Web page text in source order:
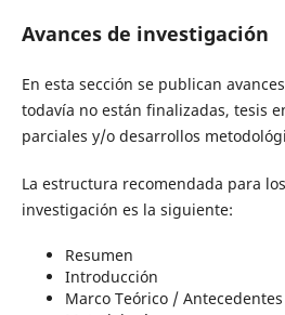
Avances de investigación
En esta sección se publican
todavía no están finalizadas, tesis
parciales y/o desarrollos
La estructura recomendada para
investigación es la siguiente:
Resumen
Introducción
Marco Teórico / Antecedentes